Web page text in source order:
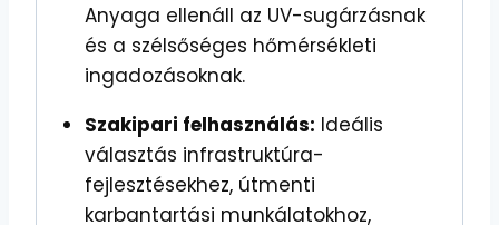
Anyaga ellenáll az UV-sugárzásnak
és a szélsőséges hőmérsékleti
ingadozásoknak.
Szakipari felhasználás: Ideális
választás infrastruktúra-
fejlesztésekhez, útmenti
karbantartási munkálatokhoz,